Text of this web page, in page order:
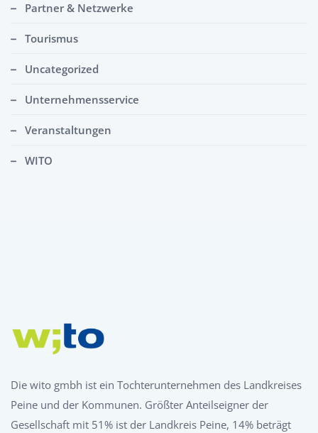
Partner & Netzwerke
Tourismus
Uncategorized
Unternehmensservice
Veranstaltungen
WITO
Die wito gmbh ist ein Tochterunternehmen des Landkreises
Peine und der Kommunen. Größter Anteilseigner der
Gesellschaft mit 51% ist der Landkreis Peine, 14% beträgt